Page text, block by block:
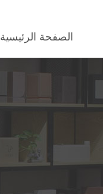
الصفحة الرئيسية